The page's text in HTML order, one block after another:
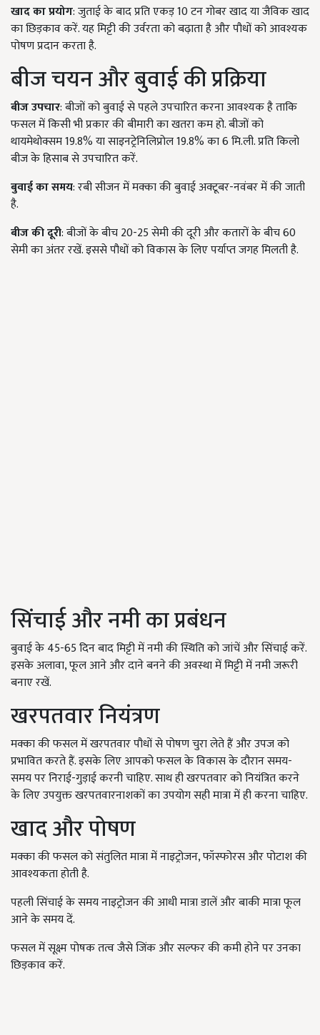
खाद का प्रयोग: जुताई के बाद प्रति एकड़ 10 टन गोबर खाद या जैविक खाद
का छिड़काव करें. यह मिट्टी की उर्वरता को बढ़ाता है और पौधों को आवश्यक
पोषण प्रदान करता है.
बीज चयन और बुवाई की प्रक्रिया
बीज उपचार: बीजों को बुवाई से पहले उपचारित करना आवश्यक है ताकि
फसल में किसी भी प्रकार की बीमारी का खतरा कम हो. बीजों को
थायमेथोक्सम 19.8% या साइनट्रेनिलिप्रोल 19.8% का 6 मि.ली. प्रति किलो
बीज के हिसाब से उपचारित करें.
बुवाई का समय: रबी सीजन में मक्‍का की बुवाई अक्टूबर-नवंबर में की जाती
है.
बीज की दूरी: बीजों के बीच 20-25 सेमी की दूरी और कतारों के बीच 60
सेमी का अंतर रखें. इससे पौधों को विकास के लिए पर्याप्त जगह मिलती है.
सिंचाई और नमी का प्रबंधन
बुवाई के 45-65 दिन बाद मिट्टी में नमी की स्थिति को जांचें और सिंचाई करें.
इसके अलावा, फूल आने और दाने बनने की अवस्था में मिट्टी में नमी जरूरी
बनाए रखें.
खरपतवार नियंत्रण
मक्‍का की फसल में खरपतवार पौधों से पोषण चुरा लेते हैं और उपज को
प्रभावित करते हैं. इसके लिए आपको फसल के विकास के दौरान समय-
समय पर निराई-गुड़ाई करनी चाहिए. साथ ही खरपतवार को नियंत्रित करने
के लिए उपयुक्त खरपतवारनाशकों का उपयोग सही मात्रा में ही करना चाहिए.
खाद और पोषण
मक्‍का की फसल को संतुलित मात्रा में नाइट्रोजन, फॉस्फोरस और पोटाश की
आवश्यकता होती है.
पहली सिंचाई के समय नाइट्रोजन की आधी मात्रा डालें और बाकी मात्रा फूल
आने के समय दें.
फसल में सूक्ष्म पोषक तत्व जैसे जिंक और सल्फर की कमी होने पर उनका
छिड़काव करें.